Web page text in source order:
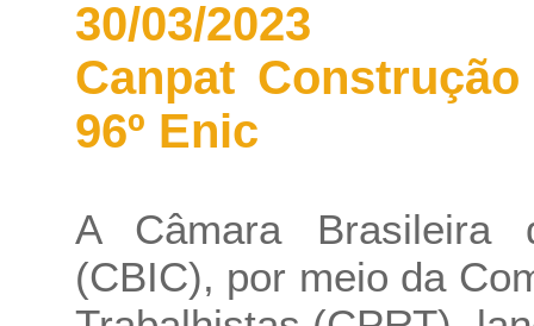
30/03/2023
Canpat
96º Enic
A Câmara Brasileira
(CBIC), por meio da